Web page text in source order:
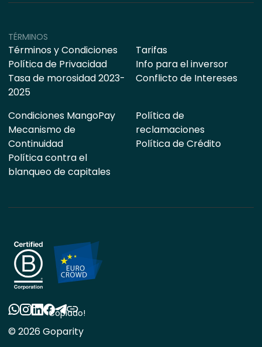
TÉRMINOS
Términos y Condiciones
Política de Privacidad
Tasa de morosidad 2023-
2025
Tarifas
Info para el inversor
Conflicto de Intereses
Condiciones MangoPay
Mecanismo de
Continuidad
Política contra el
blanqueo de capitales
Política de
reclamaciones
Política de Crédito
© 2026 Goparity
Copiado!